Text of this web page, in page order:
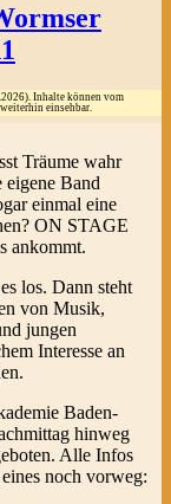
Inhalte können vom
einsehbar.
Träume wahr
Band
einmal eine
ON STAGE
ankommt.
los. Dann steht
von Musik,
jungen
Interesse an
Baden-
hinweg
Alle Infos
noch vorweg: